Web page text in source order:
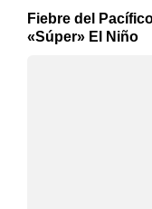
Fiebre del
«Súper» El Niño